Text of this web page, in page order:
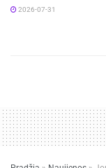
2026-07-31